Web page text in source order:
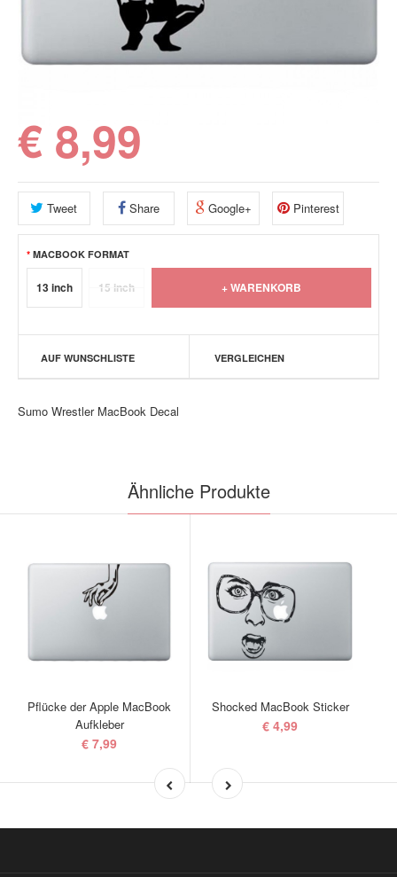
€ 8,99
Tweet Share Google+ Pinterest
MACBOOK FORMAT
13 inch 15 inch
AUF WUNSCHLISTE VERGLEICHEN
Sumo Wrestler MacBook Decal
Ähnliche Produkte
Pflücke der Apple MacBook
Aufkleber
€ 7,99
Shocked MacBook Sticker
€ 4,99